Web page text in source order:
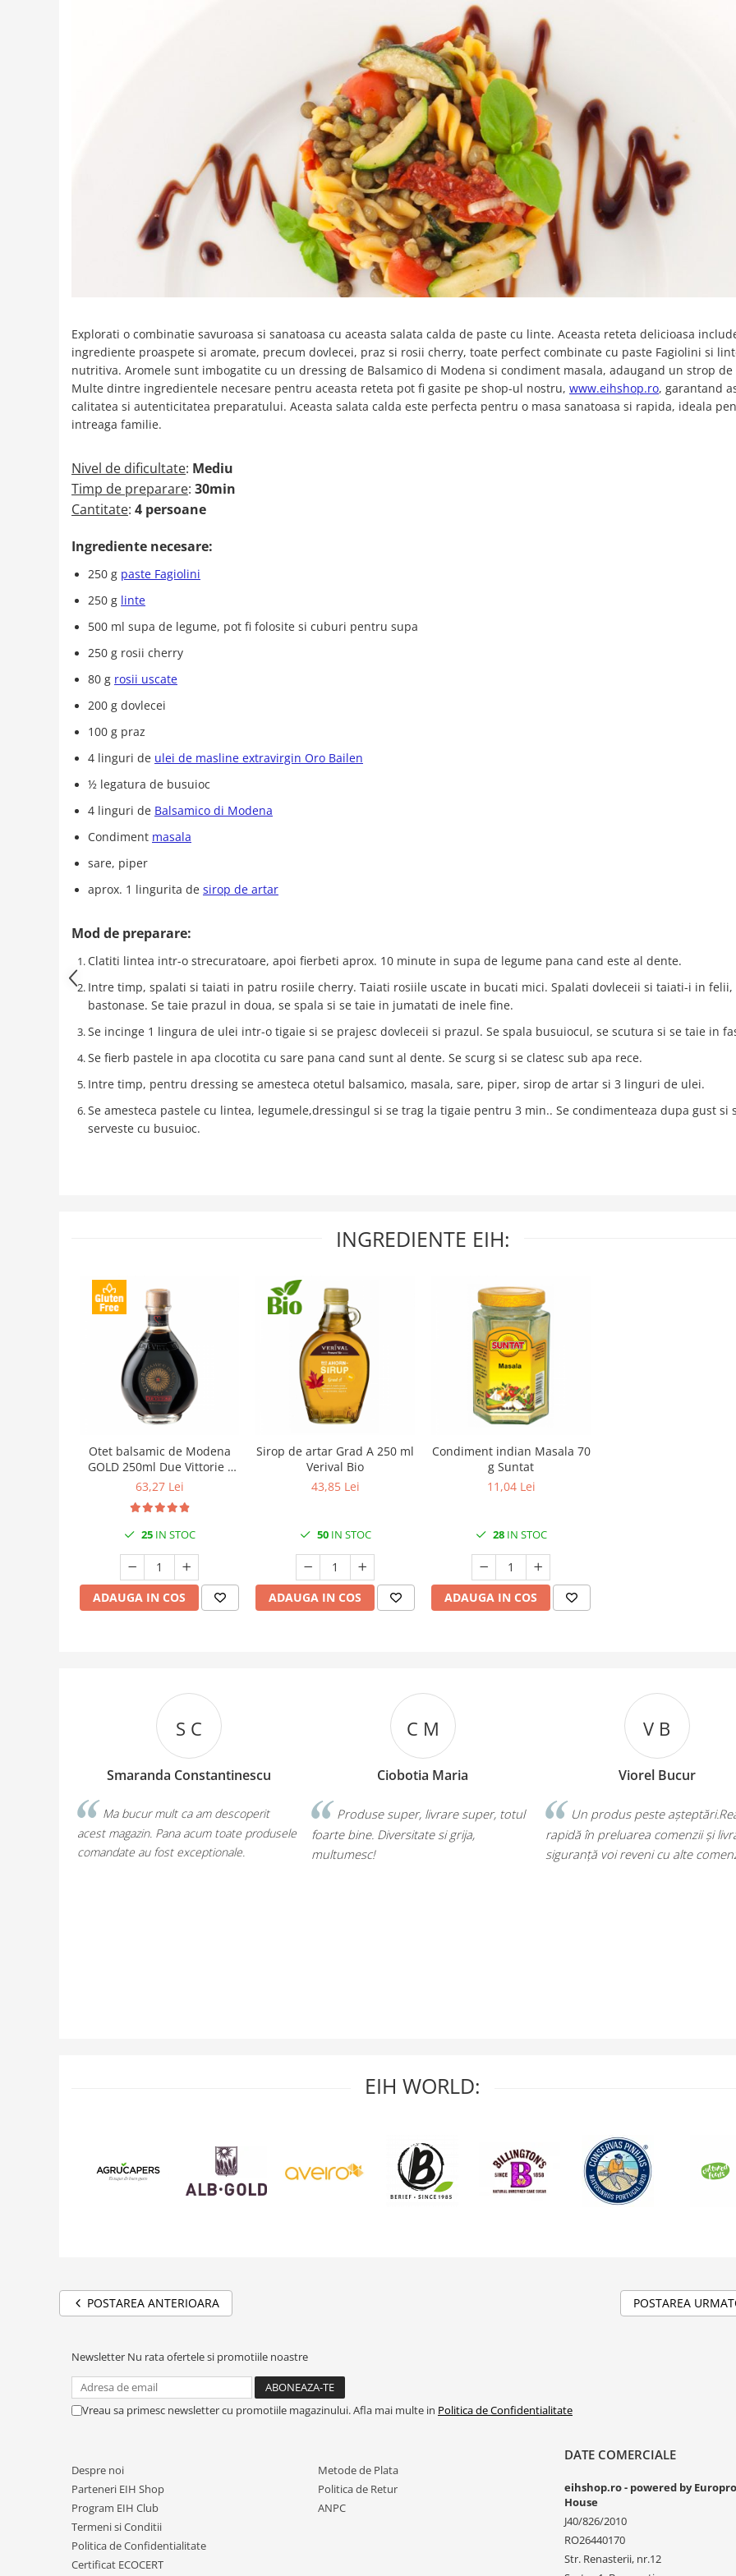
Explorati o combinatie savuroasa si sanatoasa cu aceasta salata calda de paste cu linte. Aceasta reteta delicioasa
ingrediente proaspete si aromate, precum dovlecei, praz si rosii cherry, toate perfect combinate cu paste Fagiolini si
nutritiva. Aromele sunt imbogatite cu un dressing de Balsamico di Modena si condiment masala, adaugand un strop de
Multe dintre ingredientele necesare pentru aceasta reteta pot fi gasite pe shop-ul nostru, www.eihshop.ro, garantand
calitatea si autenticitatea preparatului. Aceasta salata calda este perfecta pentru o masa sanatoasa si rapida, ideala
intreaga familie.
Nivel de dificultate: Mediu
Timp de preparare: 30min
Cantitate: 4 persoane
Ingrediente necesare:
250 g paste Fagiolini
250 g linte
500 ml supa de legume, pot fi folosite si cuburi pentru supa
250 g rosii cherry
80 g rosii uscate
200 g dovlecei
100 g praz
4 linguri de ulei de masline extravirgin Oro Bailen
½ legatura de busuioc
4 linguri de Balsamico di Modena
Condiment masala
sare, piper
aprox. 1 lingurita de sirop de artar
Mod de preparare:
Clatiti lintea intr-o strecuratoare, apoi fierbeti aprox. 10 minute in supa de legume pana cand este al dente.
Intre timp, spalati si taiati in patru rosiile cherry. Taiati rosiile uscate in bucati mici. Spalati dovleceii si taiati-i in
bastonase. Se taie prazul in doua, se spala si se taie in jumatati de inele fine.
Se incinge 1 lingura de ulei intr-o tigaie si se prajesc dovleceii si prazul. Se spala busuiocul, se scutura si se taie in
Se fierb pastele in apa clocotita cu sare pana cand sunt al dente. Se scurg si se clatesc sub apa rece.
Intre timp, pentru dressing se amesteca otetul balsamico, masala, sare, piper, sirop de artar si 3 linguri de ulei.
Se amesteca pastele cu lintea, legumele,dressingul si se trag la tigaie pentru 3 min.. Se condimenteaza dupa gust si
serveste cu busuioc.
INGREDIENTE EIH:
Otet balsamic de Modena
GOLD 250ml Due Vittorie -
I.G.P.
63,27 Lei
25IN STOC
ADAUGA IN COS
Sirop de artar Grad A 250 ml
Verival Bio
43,85 Lei
50IN STOC
ADAUGA IN COS
Condiment indian Masala 70
g Suntat
11,04 Lei
28IN STOC
ADAUGA IN COS
S C
Smaranda Constantinescu
Ma bucur mult ca am descoperit
acest magazin. Pana acum toate produsele
comandate au fost exceptionale.
C M
Ciobotia Maria
Produse super, livrare super, totul
foarte bine. Diversitate si grija,
multumesc!
V B
Viorel Bucur
Un produs peste
rapidă în preluarea comenzii și
siguranță voi reveni cu alte
EIH WORLD:
POSTAREA
POSTAREA ANTERIOARA
Newsletter Nu rata ofertele si promotiile noastre
Vreau sa primesc newsletter cu promotiile magazinului. Afla mai multe in Politica de Confidentialitate
Despre noi
Parteneri EIH Shop
Program EIH Club
Termeni si Conditii
Politica de Confidentialitate
Certificat ECOCERT
Metode de Plata
Politica de Retur
ANPC
DATE COMERCIALE
eihshop.ro - powered by
House
J40/826/2010
RO26440170
Str. Renasterii, nr.12